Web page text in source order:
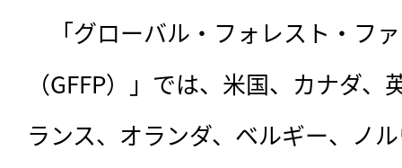
「グローバル・フォレスト・フ
（GFFP）」では、米国、カナダ
ランス、オランダ、ベルギー、ノ